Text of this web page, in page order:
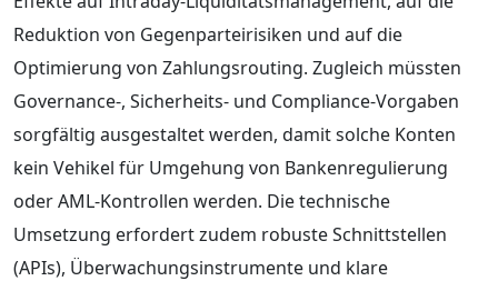
Reduktion von Gegenparteirisiken und auf die
Optimierung von Zahlungsrouting. Zugleich müssten
Governance-, Sicherheits- und Compliance-Vorgaben
sorgfältig ausgestaltet werden, damit solche Konten
kein Vehikel für Umgehung von Bankenregulierung
oder AML-Kontrollen werden. Die technische
Umsetzung erfordert zudem robuste Schnittstellen
(APIs), Überwachungsinstrumente und klare